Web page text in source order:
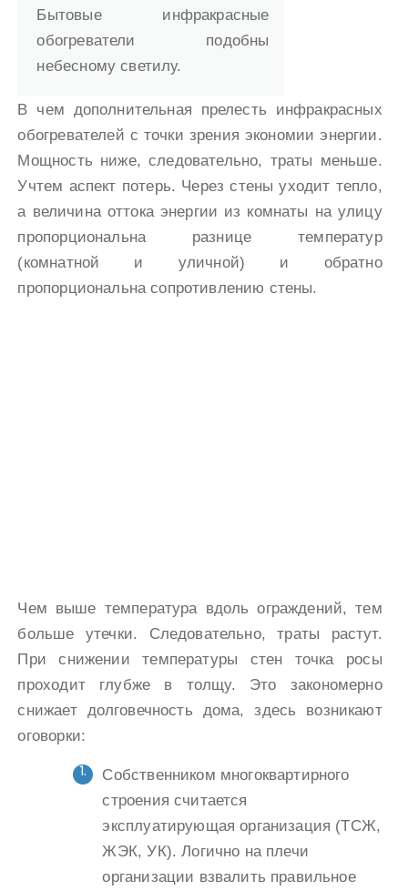
Бытовые инфракрасные
обогреватели подобны
небесному светилу.
В чем дополнительная прелесть инфракрасных
обогревателей с точки зрения экономии энергии.
Мощность ниже, следовательно, траты меньше.
Учтем аспект потерь. Через стены уходит тепло,
а величина оттока энергии из комнаты на улицу
пропорциональна разнице температур
(комнатной и уличной) и обратно
пропорциональна сопротивлению стены.
Чем выше температура вдоль ограждений, тем
больше утечки. Следовательно, траты растут.
При снижении температуры стен точка росы
проходит глубже в толщу. Это закономерно
снижает долговечность дома, здесь возникают
оговорки:
Собственником многоквартирного
строения считается
эксплуатирующая организация (ТСЖ,
ЖЭК, УК). Логично на плечи
организации взвалить правильное